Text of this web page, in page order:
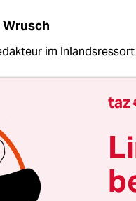
Wrusch
im
taz